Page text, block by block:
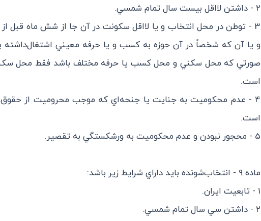
2 - داشتن لااقل بيست سال تمام شمسي.
3 - توطن در محل انتخاب و يا لااقل سكونت در آن جا از شش ماه قبل از
و يا آن كه شخصاً در آن حوزه به كسب و يا حرفه معيني اشتغال‌داشته
صورتي كه محل سكني و محل كسب يا حرفه مختلف باشد فقط محل
است.
4 - عدم محكوميت به جنايت يا جنحه‌اي كه موجب محروميت از حقوق
است.
5 - محجور نبودن و عدم محكوميت به ورشكستگي به تقصير.
ماده 9 - انتخاب‌شونده بايد داراي شرايط زير باشد:
1 - تابعيت ايران.
2 - داشتن سي سال تمام شمسي.